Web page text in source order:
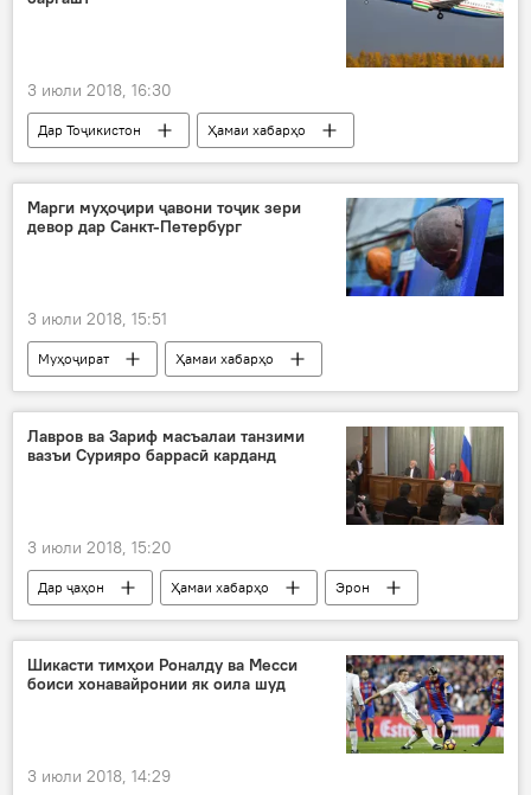
3 июли 2018, 16:30
Дар Тоҷикистон
Ҳамаи хабарҳо
ширкат
фурудгоҳ
ҳавопаймо
Тоҷик Эйр
изтирорӣ
Домодедово
Марги муҳоҷири ҷавони тоҷик зери
девор дар Санкт-Петербург
3 июли 2018, 15:51
Муҳоҷират
Ҳамаи хабарҳо
муҳоҷир
Дар Тоҷикистон
Лавров ва Зариф масъалаи танзими
вазъи Сурияро баррасӣ карданд
3 июли 2018, 15:20
Дар ҷаҳон Ҳамаи хабарҳо
Эрон
Эрон
ҷангҷӯён
Сурия
вазъият
Ҳалаб
Сергей Лавров
Шикасти тимҳои Роналду ва Месси
боиси хонавайронии як оила шуд
3 июли 2018, 14:29